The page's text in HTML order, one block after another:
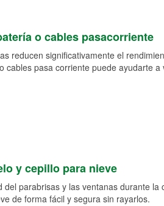
o cables pasacorriente
reducen significativamente el
cables pasa corriente puede ayudarte
y cepillo para nieve
del parabrisas y las ventanas durante
de forma fácil y segura sin rayarlos.